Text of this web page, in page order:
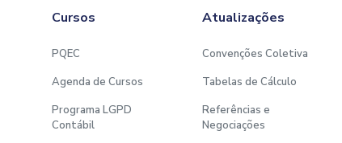
Cursos
PQEC
Agenda de Cursos
Programa LGPD
Contábil
Atualizações
Convenções Coletiva
Tabelas de Cálculo
Referências e
Negociações